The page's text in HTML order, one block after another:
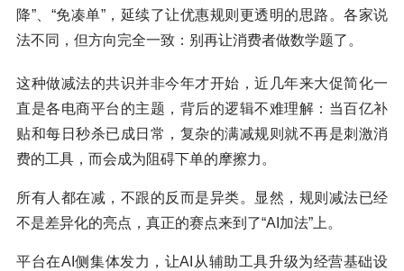
降”、“免凑单”，延续了让优惠规则更透明的思路。各家说
法不同，但方向完全一致：别再让消费者做数学题了。
这种做减法的共识并非今年才开始，近几年来大促简化一
直是各电商平台的主题，背后的逻辑不难理解：当百亿补
贴和每日秒杀已成日常，复杂的满减规则就不再是刺激消
费的工具，而会成为阻碍下单的摩擦力。
所有人都在减，不跟的反而是异类。显然，规则减法已经
不是差异化的亮点，真正的赛点来到了“AI加法”上。
平台在AI侧集体发力，让AI从辅助工具升级为经营基础设